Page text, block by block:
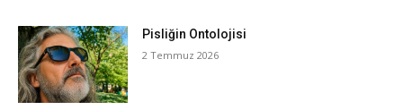
Pisliğin Ontolojisi
2 Temmuz 2026